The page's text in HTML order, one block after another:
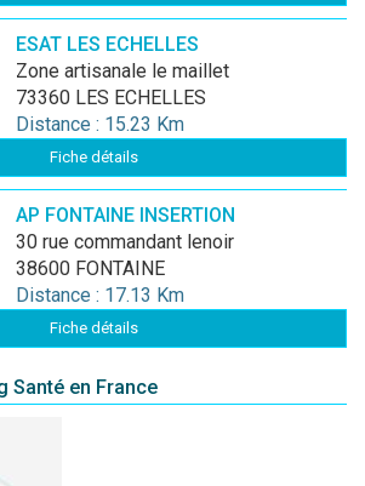
ESAT LES ECHELLES
zone artisanale le maillet
73360 LES ECHELLES
Distance : 15.23 Km
Fiche détails
AP FONTAINE INSERTION
30 rue commandant lenoir
38600 FONTAINE
Distance : 17.13 Km
Fiche détails
Santé en France